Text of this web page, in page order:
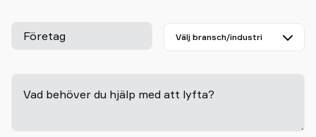
Företag
Vad behöver du hjälp med att lyfta?